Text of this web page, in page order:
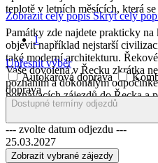
teplotě v letních měsících, která
Památky zde najdete prakticky
objevit například nejstarší
také moderní architekturu.
Vaše dovolená v Řecku zkrátka
poznáním a dokonalým
poznávacích zájezdů do Řecka a
má opravdu co nabídnout.
Zobrazit celý popis Skrýt celý
1
Upřesnit výběr
Autokarová doprava
doprava
Dostupné termíny odjezdů
--- zvolte datum odjezdu ---
25.03.2027